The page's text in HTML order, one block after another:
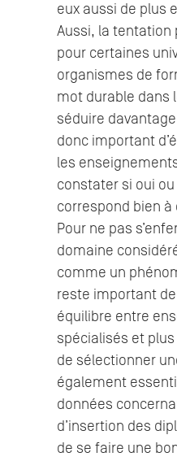
eux aussi de plus
Aussi, la tentation
pour certaines
organismes de
mot durable dans
séduire
donc important
les
constater si oui
correspond bien
Pour ne pas
domaine
comme un
reste important
équilibre entre
spécialisés et
de sélectionner
également
données
d’insertion des
de se faire une